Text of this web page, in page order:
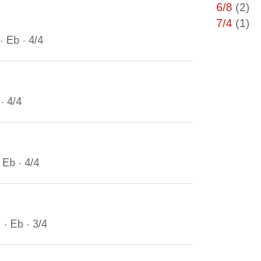
· Eb · 4/4
· 4/4
Eb · 4/4
· Eb · 3/4
6/8 (2)
7/4 (1)